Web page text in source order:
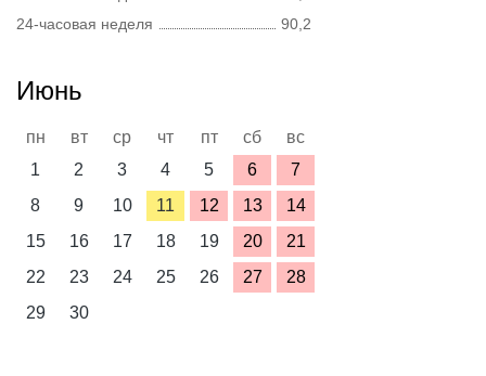
24-часовая неделя
90,2
Июнь
пн вт ср чт пт сб
вс
1
2 3 4 5 6
7
8
9 10 11 12 13
14
15
16 17 18 19 20
21
22
23 24 25 26 27
28
29
30